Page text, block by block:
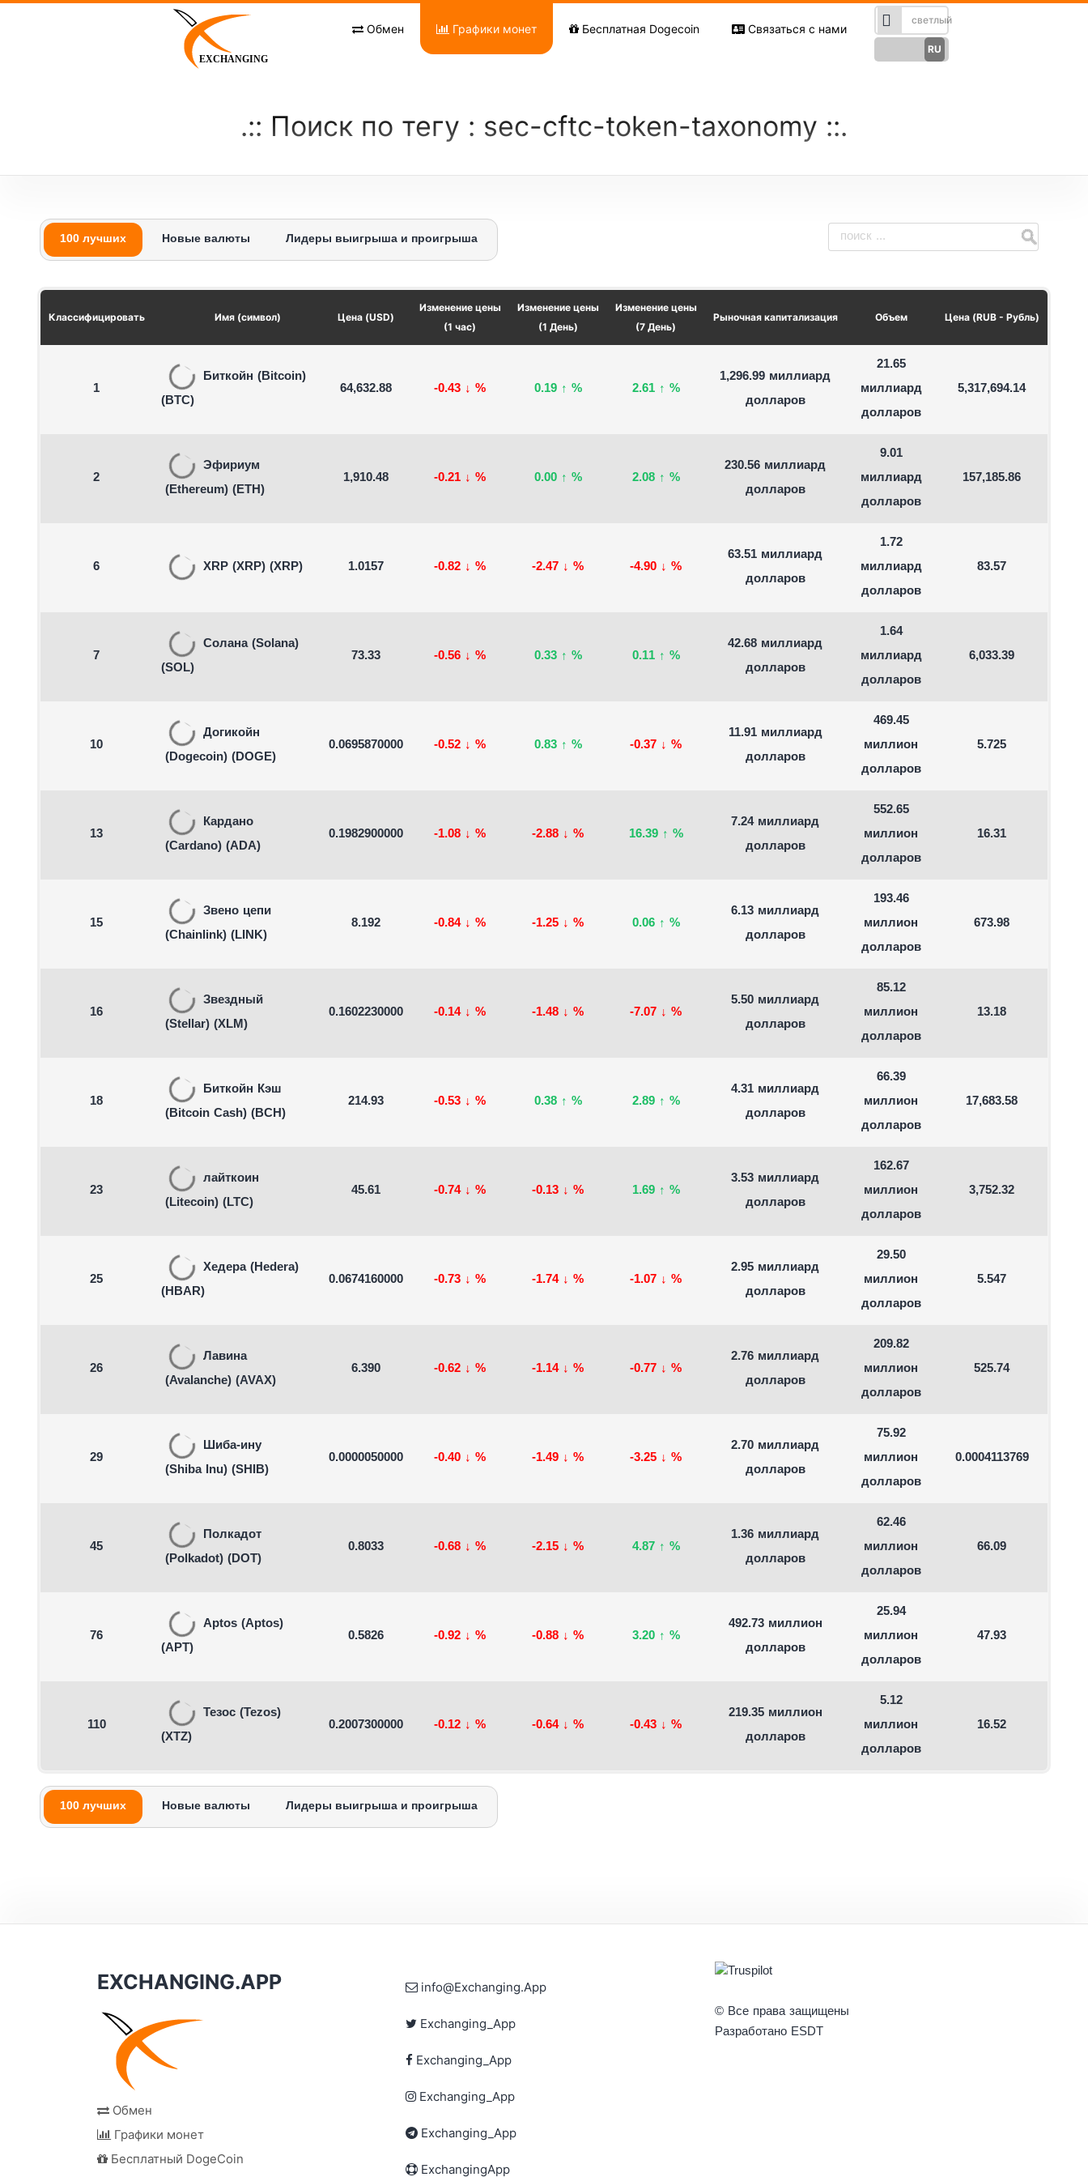
RU
FR
French
FA فارسی
AR العربی
Связаться с нами
Бесплатная Dogecoin
Графики монет
Обмен
EXCHANGING
Поиск по тегу : sec-cftc-token-taxonomy
100 лучших Новые валюты Лидеры выигрыша и проигрыша
Классифицировать Имя (символ) Цена (USD)
Изменение цены
(1 час)
Изменение цены
(1 День)
Изменение цены
(7 День)
Рыночная капитализация Объем Цена (RUB - Рубль)
1
Биткойн (Bitcoin)
(BTC)
64,632.88 -0.43 ↓ % 0.19 ↑ % 2.61 ↑ %
1,296.99 миллиард
долларов
21.65
миллиард
долларов
5,317,694.14
2
Эфириум
(Ethereum) (ETH)
1,910.48 -0.21 ↓ % 0.00 ↑ % 2.08 ↑ %
230.56 миллиард
долларов
9.01
миллиард
долларов
157,185.86
6 XRP (XRP) (XRP) 1.0157 -0.82 ↓ % -2.47 ↓ % -4.90 ↓ %
63.51 миллиард
долларов
1.72
миллиард
долларов
83.57
7
Солана (Solana)
(SOL)
73.33 -0.56 ↓ % 0.33 ↑ % 0.11 ↑ %
42.68 миллиард
долларов
1.64
миллиард
долларов
6,033.39
10
Догикойн
(Dogecoin) (DOGE)
0.0695870000 -0.52 ↓ % 0.83 ↑ % -0.37 ↓ %
11.91 миллиард
долларов
469.45
миллион
долларов
5.725
13
Кардано
(Cardano) (ADA)
0.1982900000 -1.08 ↓ % -2.88 ↓ % 16.39 ↑ %
7.24 миллиард
долларов
552.65
миллион
долларов
16.31
15
Звено цепи
(Chainlink) (LINK)
8.192 -0.84 ↓ % -1.25 ↓ % 0.06 ↑ %
6.13 миллиард
долларов
193.46
миллион
долларов
673.98
16
Звездный
(Stellar) (XLM)
0.1602230000 -0.14 ↓ % -1.48 ↓ % -7.07 ↓ %
5.50 миллиард
долларов
85.12
миллион
долларов
13.18
18
Биткойн Кэш
(Bitcoin Cash) (BCH)
214.93 -0.53 ↓ % 0.38 ↑ % 2.89 ↑ %
4.31 миллиард
долларов
66.39
миллион
долларов
17,683.58
23
лайткоин
(Litecoin) (LTC)
45.61 -0.74 ↓ % -0.13 ↓ % 1.69 ↑ %
3.53 миллиард
долларов
162.67
миллион
долларов
3,752.32
25
Хедера (Hedera)
(HBAR)
0.0674160000 -0.73 ↓ % -1.74 ↓ % -1.07 ↓ %
2.95 миллиард
долларов
29.50
миллион
долларов
5.547
26
Лавина
(Avalanche) (AVAX)
6.390 -0.62 ↓ % -1.14 ↓ % -0.77 ↓ %
2.76 миллиард
долларов
209.82
миллион
долларов
525.74
29
Шиба-ину
(Shiba Inu) (SHIB)
0.0000050000 -0.40 ↓ % -1.49 ↓ % -3.25 ↓ %
2.70 миллиард
долларов
75.92
миллион
долларов
0.0004113769
45
Полкадот
(Polkadot) (DOT)
0.8033 -0.68 ↓ % -2.15 ↓ % 4.87 ↑ %
1.36 миллиард
долларов
62.46
миллион
долларов
66.09
76
Aptos (Aptos)
(APT)
0.5826 -0.92 ↓ % -0.88 ↓ % 3.20 ↑ %
492.73 миллион
долларов
25.94
миллион
долларов
47.93
110
Тезос (Tezos)
(XTZ)
0.2007300000 -0.12 ↓ % -0.64 ↓ % -0.43 ↓ %
219.35 миллион
долларов
5.12
миллион
долларов
16.52
100 лучших Новые валюты Лидеры выигрыша и проигрыша
EXCHANGING.APP
Обмен
Графики монет
Бесплатный DogeCoin
info@Exchanging.App
Exchanging_App
Exchanging_App
Exchanging_App
Exchanging_App
ExchangingApp
© Все права защищены
Разработано ESDT